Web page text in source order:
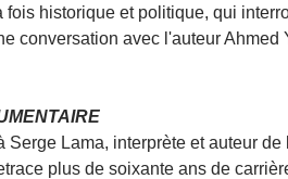
historique et politique, qui
conversation avec l'auteur Ahmed
Lama, interprète et auteur de
plus de soixante ans de